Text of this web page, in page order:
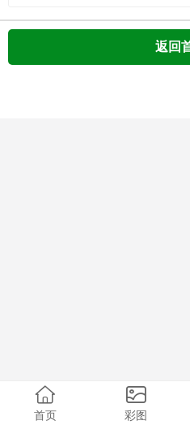
返回
首页 彩图